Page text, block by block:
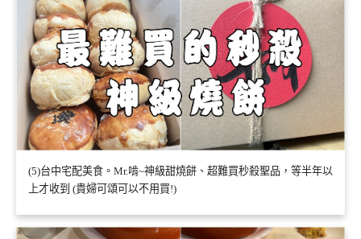
(5)台中宅配美食。Mr.啃~神級甜燒餅、超難買秒殺聖品，等半年以
上才收到 (貴婦可頌可以不用買!)